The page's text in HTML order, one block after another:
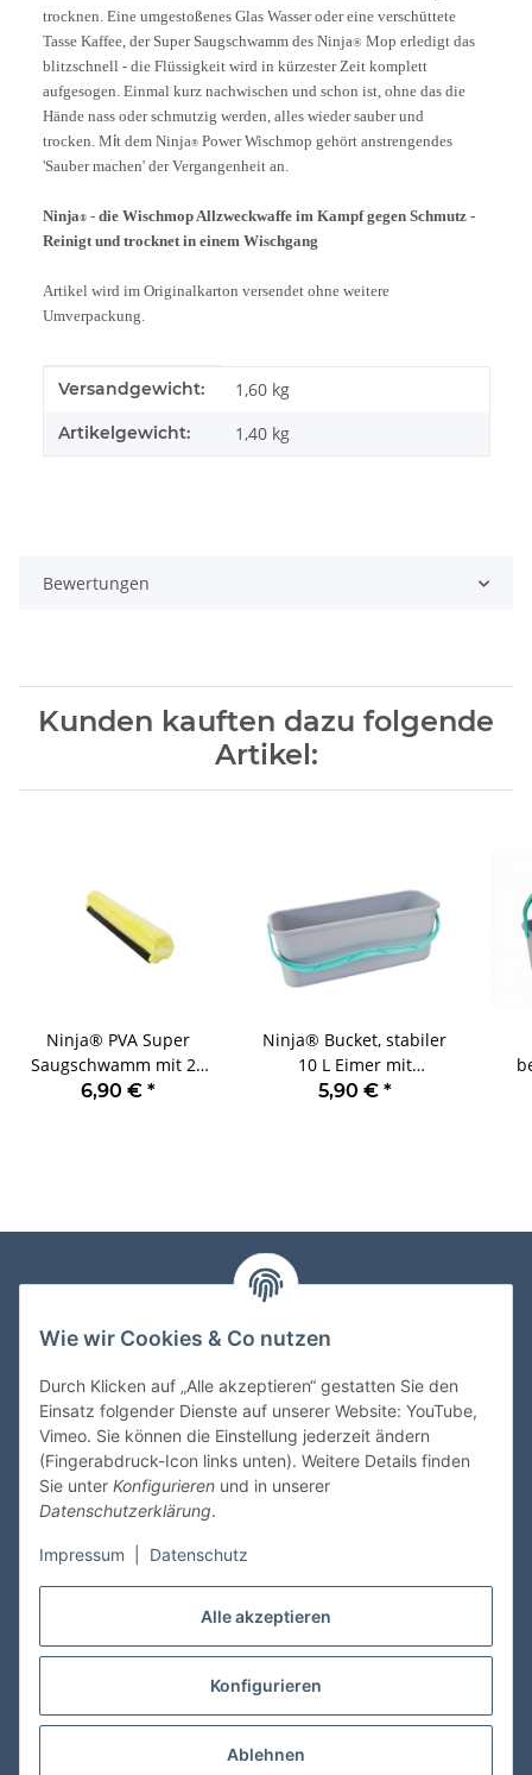
Alle akzeptieren
Konfigurieren
Ablehnen
Wie wir Cookies & Co nutzen
Durch Klicken auf „Alle akzeptieren“ gestatten Sie den
Einsatz folgender Dienste auf unserer Website: YouTube,
Vimeo. Sie können die Einstellung jederzeit ändern
(Fingerabdruck-Icon links unten). Weitere Details finden
Sie unter Konfigurieren und in unserer
Datenschutzerklärung.
Impressum Datenschutz
trocknen. Eine umgestoßenes Glas Wasser oder eine verschüttete
Tasse Kaffee, der Super Saugschwamm des Ninja® Mop erledigt das
blitzschnell - die Flüssigkeit wird in kürzester Zeit komplett
aufgesogen. Einmal kurz nachwischen und schon ist, ohne das die
Hände nass oder schmutzig werden, alles wieder sauber und
trocken. Mit dem Ninja® Power Wischmop gehört anstrengendes
'Sauber machen' der Vergangenheit an.
Ninja® - die Wischmop Allzweckwaffe im Kampf gegen Schmutz -
Reinigt und trocknet in einem Wischgang
Artikel wird im Originalkarton versendet ohne weitere
Umverpackung.
Produkteigenschaft
Wert
Versandgewicht: 1,60 kg
Artikelgewicht: 1,40 kg
Bewertungen
Kunden kauften dazu folgende
Artikel:
Ninja® PVA Super
Saugschwamm mit 28
cm Wischbreite, nimmt
6,90 € *
Ninja® Bucket, stabiler
10 L Eimer mit
ergonomischem Griff für
5,90 € *
Gesetzliche Informationen
Zahlungsmöglichkeiten
Versandinformationen
Vertrag widerrufen
* Alle Preise inkl. gesetzlicher USt., zzgl.Versand